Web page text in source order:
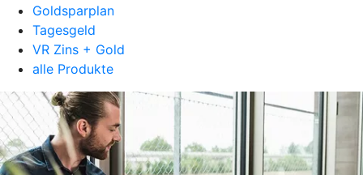
Goldsparplan
Tagesgeld
VR Zins + Gold
alle Produkte